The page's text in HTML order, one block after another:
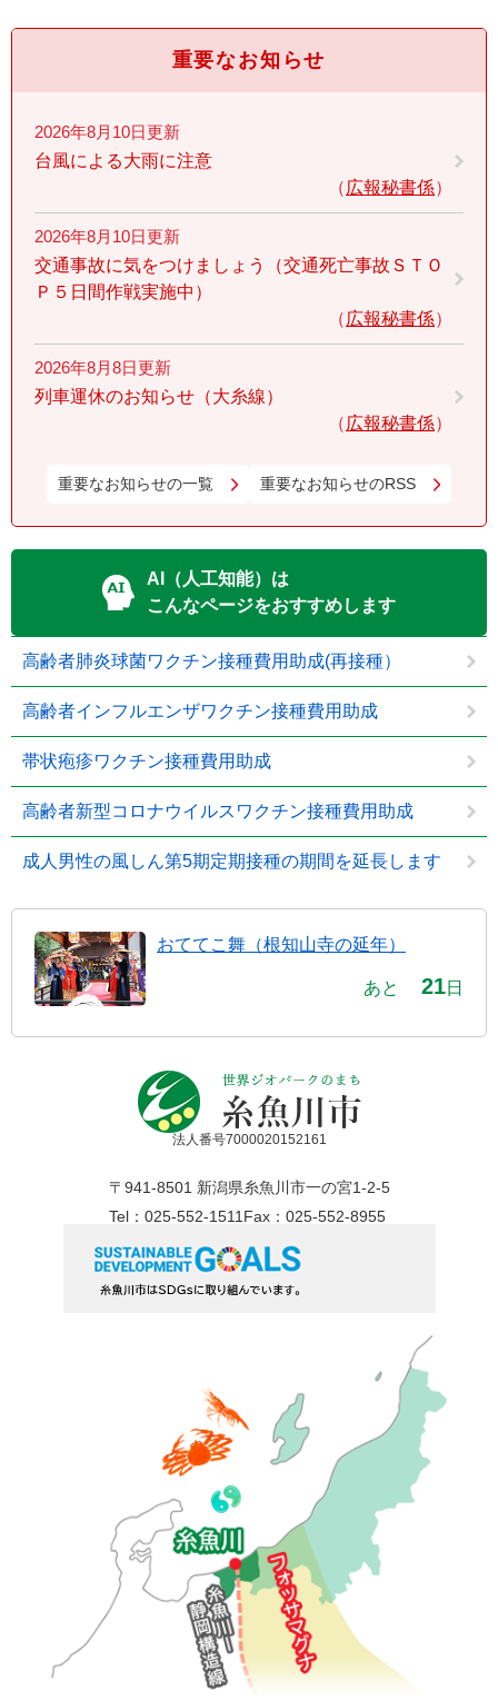
重要なお知らせ
2026年8月10日更新
台風による大雨に注意
広報秘書係
2026年8月10日更新
交通事故に気をつけましょう（交通死亡事故ＳＴＯ
Ｐ５日間作戦実施中）
広報秘書係
2026年8月8日更新
列車運休のお知らせ（大糸線）
広報秘書係
重要なお知らせの一覧 重要なお知らせのRSS
AI（人工知能）は
こんなページをおすすめします
高齢者肺炎球菌ワクチン接種費用助成(再接種）
高齢者インフルエンザワクチン接種費用助成
帯状疱疹ワクチン接種費用助成
高齢者新型コロナウイルスワクチン接種費用助成
成人男性の風しん第5期定期接種の期間を延長します
おててこ舞（根知山寺の延年）
あと 21日
法人番号7000020152161
〒941-8501 新潟県糸魚川市一の宮1-2-5
Tel：025-552-1511 Fax：025-552-8955